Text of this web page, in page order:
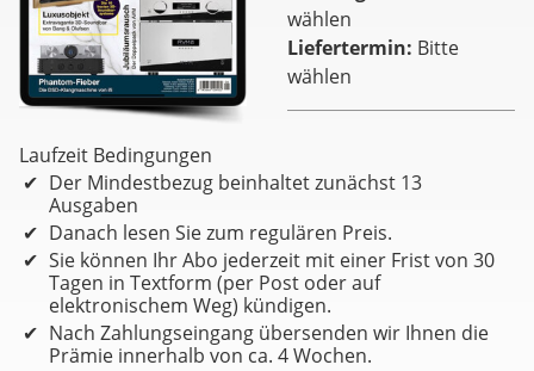
wählen
Liefertermin Bitte
wählen
Laufzeit Bedingungen
Der Mindestbezug beinhaltet zunächst 13
Ausgaben
Danach lesen Sie zum regulären Preis.
Sie können Ihr Abo jederzeit mit einer Frist von 30
Tagen in Textform (per Post oder auf
elektronischem Weg) kündigen.
Nach Zahlungseingang übersenden wir Ihnen die
Prämie innerhalb von ca. 4 Wochen.